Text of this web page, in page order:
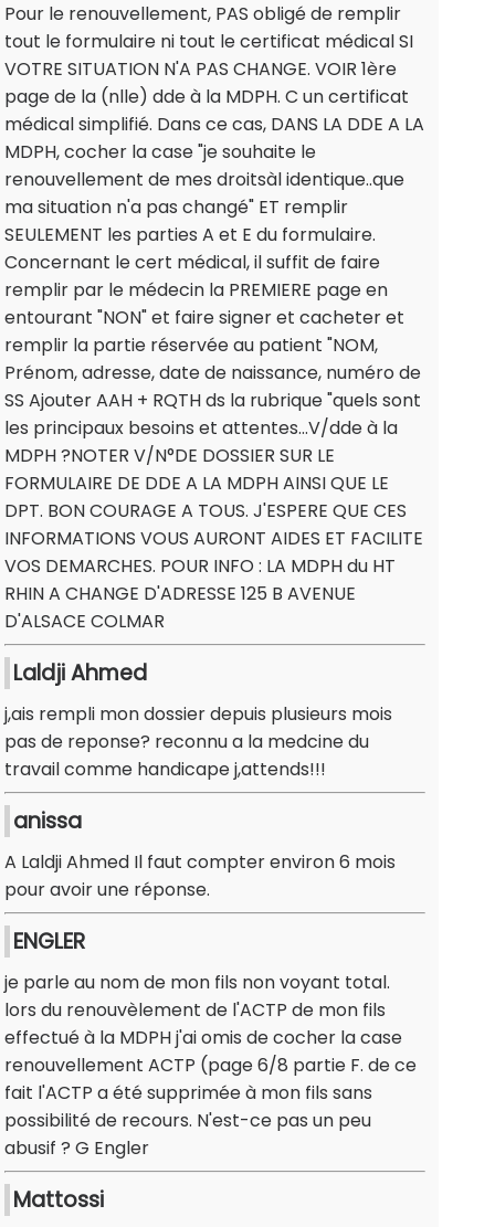
Pour le renouvellement, PAS obligé de remplir
tout le formulaire ni tout le certificat médical SI
VOTRE SITUATION N'A PAS CHANGE. VOIR 1ère
page de la (nlle) dde à la MDPH. C un certificat
médical simplifié. Dans ce cas, DANS LA DDE A LA
MDPH, cocher la case "je souhaite le
renouvellement de mes droitsàl identique..que
ma situation n'a pas changé" ET remplir
SEULEMENT les parties A et E du formulaire.
Concernant le cert médical, il suffit de faire
remplir par le médecin la PREMIERE page en
entourant "NON" et faire signer et cacheter et
remplir la partie réservée au patient "NOM,
Prénom, adresse, date de naissance, numéro de
SS Ajouter AAH + RQTH ds la rubrique "quels sont
les principaux besoins et attentes...V/dde à la
MDPH ?NOTER V/N°DE DOSSIER SUR LE
FORMULAIRE DE DDE A LA MDPH AINSI QUE LE
DPT. BON COURAGE A TOUS. J'ESPERE QUE CES
INFORMATIONS VOUS AURONT AIDES ET FACILITE
VOS DEMARCHES. POUR INFO : LA MDPH du HT
RHIN A CHANGE D'ADRESSE 125 B AVENUE
D'ALSACE COLMAR
Laldji Ahmed
j,ais rempli mon dossier depuis plusieurs mois
pas de reponse? reconnu a la medcine du
travail comme handicape j,attends!!!
anissa
A Laldji Ahmed Il faut compter environ 6 mois
pour avoir une réponse.
ENGLER
je parle au nom de mon fils non voyant total.
lors du renouvèlement de l'ACTP de mon fils
effectué à la MDPH j'ai omis de cocher la case
renouvellement ACTP (page 6/8 partie F. de ce
fait l'ACTP a été supprimée à mon fils sans
possibilité de recours. N'est-ce pas un peu
abusif ? G Engler
Mattossi